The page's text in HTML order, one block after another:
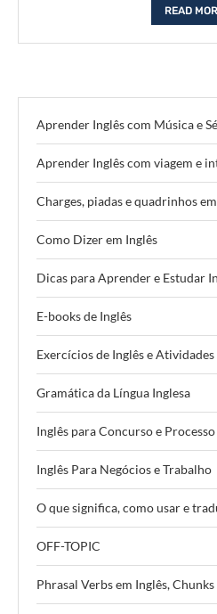
READ
Aprender Inglês com Música e
Aprender Inglês com viagem e
Charges, piadas e quadrinhos
Como Dizer em Inglês
Dicas para Aprender e Estudar
E-books de Inglês
Exercícios de Inglês e Atividades
Gramática da Língua Inglesa
Inglês para Concurso e
Inglês Para Negócios e Trabalho
O que significa, como usar e
OFF-TOPIC
Phrasal Verbs em Inglês,